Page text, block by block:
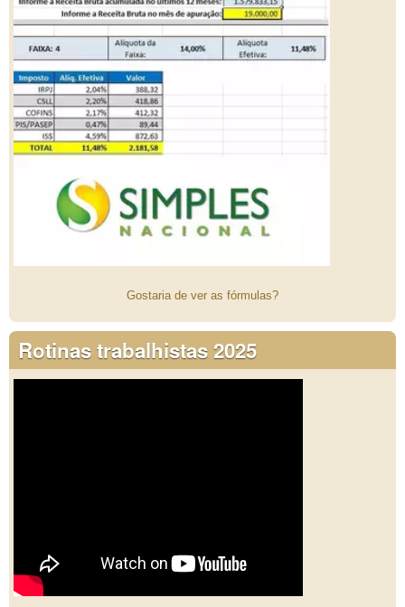
Gostaria de ver as fórmulas?
Rotinas trabalhistas 2025